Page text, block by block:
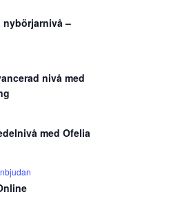
nybörjarnivå –
nivå med
med Ofelia